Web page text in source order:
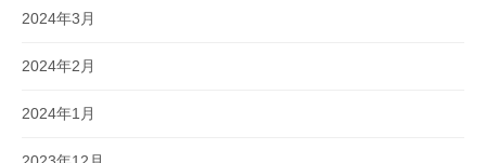
2024年3月
2024年2月
2024年1月